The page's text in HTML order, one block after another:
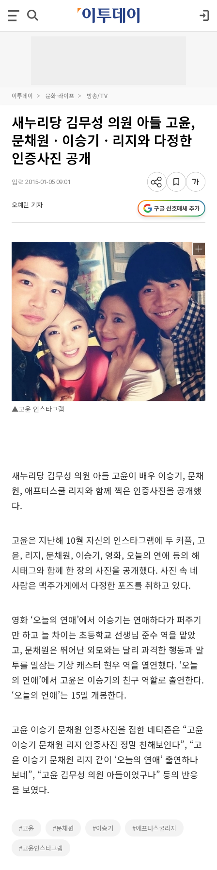
이투데이 문화·라이프 방송/TV
새누리당 김무성 의원 아들 고윤,
문채원ㆍ이승기ㆍ리지와 다정한
인증사진 공개
입력 2015-01-05 09:01
오예린 기자 구글 선호매체 추가
▲고윤 인스타그램
새누리당 김무성 의원 아들 고윤이 배우 이승기, 문채
원, 애프터스쿨 리지와 함께 찍은 인증사진을 공개했
다.
고윤은 지난해 10월 자신의 인스타그램에 두 커플, 고
윤, 리지, 문채원, 이승기, 영화, 오늘의 연애 등의 해
시태그와 함께 한 장의 사진을 공개했다. 사진 속 네
사람은 맥주가게에서 다정한 포즈를 취하고 있다.
영화 ‘오늘의 연애’에서 이승기는 연애하다가 퍼주기
만 하고 늘 차이는 초등학교 선생님 준수 역을 맡았
고, 문채원은 뛰어난 외모와는 달리 과격한 행동과 말
투를 일삼는 기상 캐스터 현우 역을 열연했다. ‘오늘
의 연애’에서 고윤은 이승기의 친구 역할로 출연한다.
‘오늘의 연애’는 15일 개봉한다.
고윤 이승기 문채원 인증사진을 접한 네티즌은 “고윤
이승기 문채원 리지 인증사진 정말 친해보인다”, “고
윤 이승기 문채원 리지 같이 ‘오늘의 연애’ 출연하나
보네”, “고윤 김무성 의원 아들이었구나” 등의 반응
을 보였다.
#고윤 #문채원 #이승기 #애프터스쿨리지
#고윤인스타그램